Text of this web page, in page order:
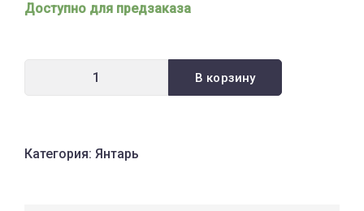
Доступно для предзаказа
В корзину
Категория: Янтарь